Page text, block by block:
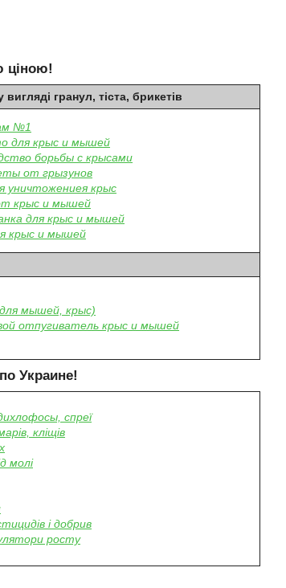
ціною!
гранул, тіста, брикетів
№1
для крыс и мышей
борьбы с крысами
от грызунов
уничтожениея крыс
крыс и мышей
для крыс и мышей
крыс и мышей
мышей, крыс)
отпугиватель крыс и мышей
Украине!
спреї
кліщів
молі
і добрив
росту